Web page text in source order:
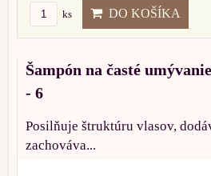
ks DO KOŠÍKA
Šampón na časté
- 6
Posilňuje štruktúru vlasov,
zachováva...